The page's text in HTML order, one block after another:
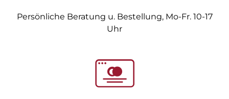
Persönliche Beratung u. Bestellung, Mo-Fr. 10-17
Uhr